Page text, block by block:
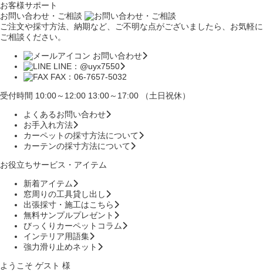
お客様サポート
お問い合わせ・ご相談
ご注文や採寸方法、納期など、ご不明な点がございましたら、お気軽に
ご相談ください。
お問い合わせ
LINE：@uyx7550
FAX：06-7657-5032
受付時間 10:00～12:00 13:00～17:00 （土日祝休）
よくあるお問い合わせ
お手入れ方法
カーペットの採寸方法について
カーテンの採寸方法について
お役立ちサービス・アイテム
新着アイテム
窓周りの工具貸し出し
出張採寸・施工はこちら
無料サンプルプレゼント
びっくりカーペットコラム
インテリア用語集
強力滑り止めネット
ようこそ ゲスト 様